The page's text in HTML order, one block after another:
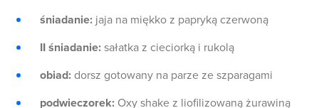
śniadanie: jaja na miękko z papryką czerwoną
II śniadanie: sałatka z cieciorką i rukolą
obiad: dorsz gotowany na parze ze szparagami
podwieczorek: Oxy shake z liofilizowaną żurawiną